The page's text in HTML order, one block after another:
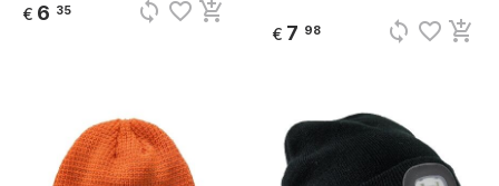
€ 6 35 sync favorite_border add_shopping_cart
€ 7 98 sync favorite_border add_shopping_cart